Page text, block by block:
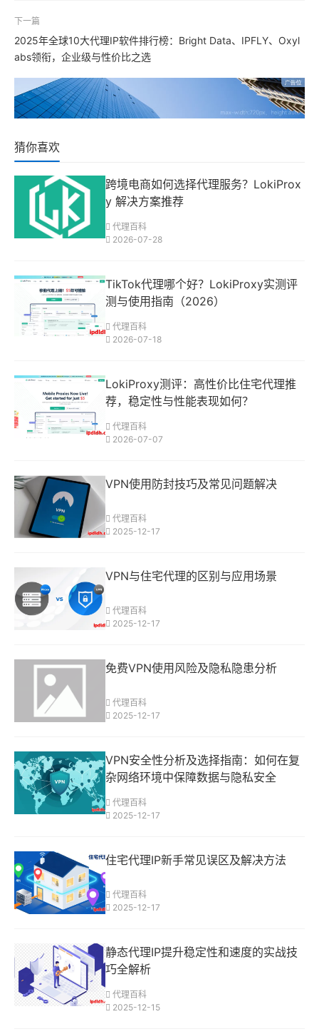
下一篇
2025年全球10大代理IP软件排行榜：Bright Data、IPFLY、Oxyl
abs领衔，企业级与性价比之选
猜你喜欢
跨境电商如何选择代理服务？LokiProx
y 解决方案推荐
代理百科
2026-07-28
TikTok代理哪个好？LokiProxy实测评
测与使用指南（2026）
代理百科
2026-07-18
LokiProxy测评：高性价比住宅代理推
荐，稳定性与性能表现如何？
代理百科
2026-07-07
VPN使用防封技巧及常见问题解决
代理百科
2025-12-17
VPN与住宅代理的区别与应用场景
代理百科
2025-12-17
免费VPN使用风险及隐私隐患分析
代理百科
2025-12-17
VPN安全性分析及选择指南：如何在复
杂网络环境中保障数据与隐私安全
代理百科
2025-12-17
住宅代理IP新手常见误区及解决方法
代理百科
2025-12-17
静态代理IP提升稳定性和速度的实战技
巧全解析
代理百科
2025-12-15